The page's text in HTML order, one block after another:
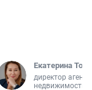
Екатерина
директор
недвижимости